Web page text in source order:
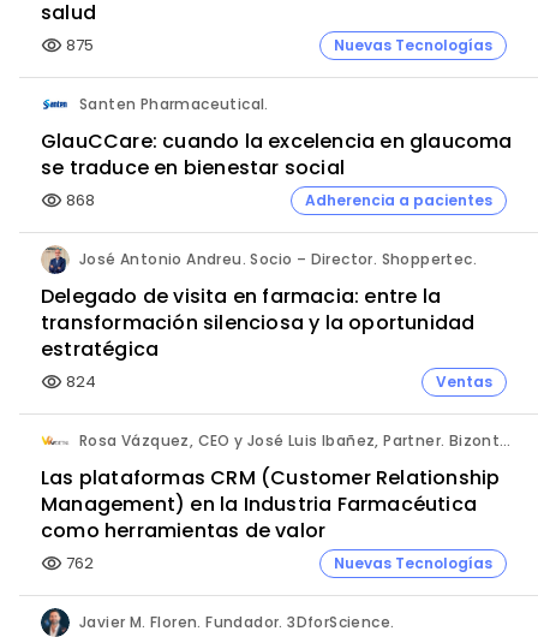
salud
visibility 875 Nuevas Tecnologías
Santen Pharmaceutical.
GlauCCare: cuando la excelencia en glaucoma
se traduce en bienestar social
visibility 868 Adherencia a pacientes
José Antonio Andreu. Socio – Director. Shoppertec.
Delegado de visita en farmacia: entre la
transformación silenciosa y la oportunidad
estratégica
visibility 824 Ventas
Rosa Vázquez, CEO y José Luis Ibañez, Partner. Bizontop Group, SL.
Las plataformas CRM (Customer Relationship
Management) en la Industria Farmacéutica
como herramientas de valor
visibility 762 Nuevas Tecnologías
Javier M. Floren. Fundador. 3DforScience.